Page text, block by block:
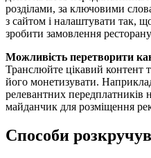
розділами, за ключовими
з сайтом і налаштувати так,
зробити замовлення
Можливість перетворити
Транслюйте цікавий контент
його монетизувати.
релевантних передплатників
майданчик для розміщення
Способи